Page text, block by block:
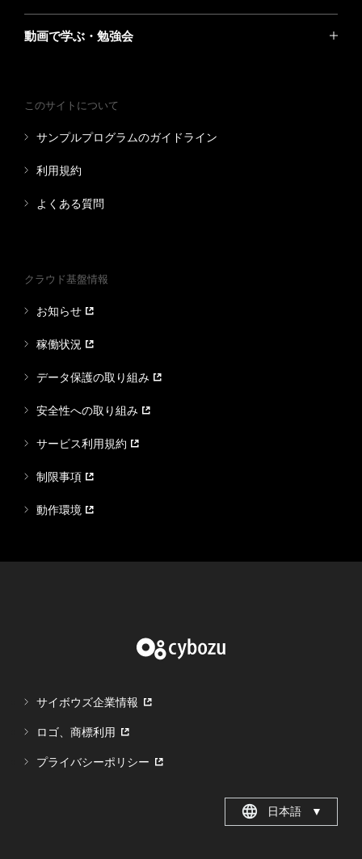
動画で学ぶ・勉強会
このサイトについて
サンプルプログラムのガイドライン
利用規約
よくある質問
クラウド基盤情報
お知らせ
稼働状況
データ保護の取り組み
安全性への取り組み
サービス利用規約
制限事項
動作環境
サイボウズ企業情報
ロゴ、商標利用
プライバシーポリシー
日本語 ▼